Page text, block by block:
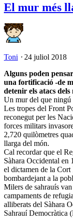
El mur més
Toni ⋅ 24 juliol 2018
Alguns poden
una fortificació -de
detenir els atacs
Un mur del que ningú
Les tropes del Front
reconegut per les
forces militars
2,720 quilòmetres
llarga del món.
Cal recordar que el
Sàhara Occidental en
el dictamen de la Cort
bombardejant a la
Milers de sahrauís
campaments de
alliberats del Sàhara
Sahrauí Democràtica